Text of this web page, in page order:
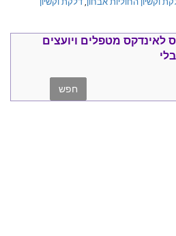
לאינדקס מטפלים ויועצים